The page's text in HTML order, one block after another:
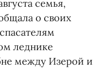
семья,
о своих
леднике
между Изерой и